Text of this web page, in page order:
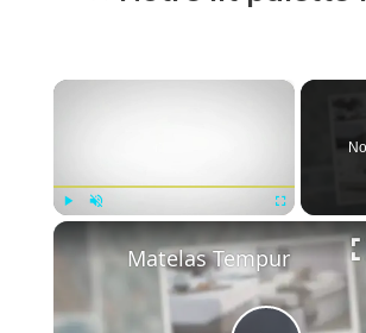
×
Matelas Tempur